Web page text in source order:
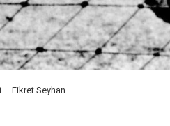
– Fikret Seyhan